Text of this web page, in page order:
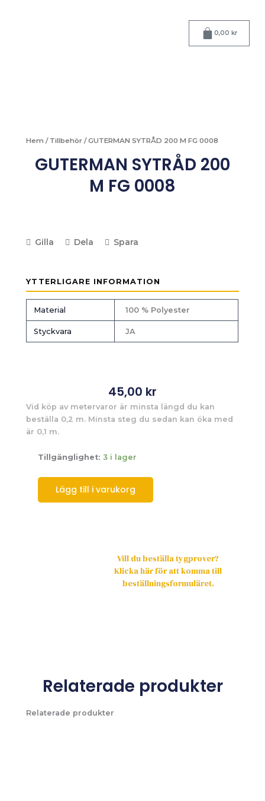
0,00 kr
Varukorg
Hem / Tillbehör / GUTERMAN SYTRÅD 200 M FG 0008
GUTERMAN SYTRÅD 200
M FG 0008
Gilla Dela Spara
YTTERLIGARE INFORMATION
Material 100 % Polyester
Styckvara JA
45,00 kr
Vid köp av metervaror är minsta längd du kan
beställa 0,2 m. Minsta steg du sedan kan öka med
är 0,1 m.
Tillgänglighet: 3 i lager
Lägg till i varukorg
Vill du beställa tygprover?
Klicka här för att komma till
beställningsformuläret.
Relaterade produkter
Relaterade produkter